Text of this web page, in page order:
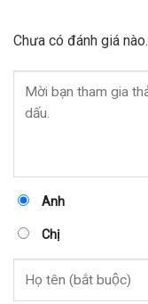
Chưa có đánh giá nào.
Anh
Chị